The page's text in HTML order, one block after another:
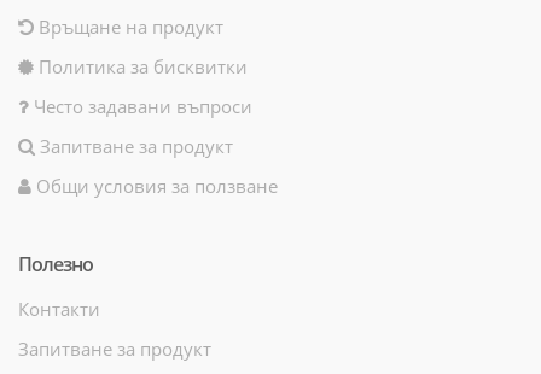
Връщане на продукт
Политика за бисквитки
Често задавани въпроси
Запитване за продукт
Общи условия за ползване
Полезно
Контакти
Запитване за продукт